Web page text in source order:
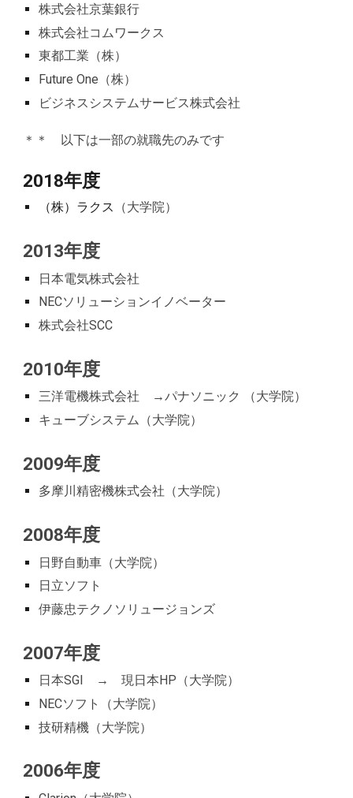
株式会社京葉銀行
株式会社コムワークス
東都工業（株）
Future One（株）
ビジネスシステムサービス株式会社
＊＊ 以下は一部の就職先のみです
2018年度
（株）ラクス （大学院）
2013年度
日本電気株式会社
NECソリューションイノベーター
株式会社SCC
2010年度
三洋電機株式会社 →パナソニック
（大学院）
キューブシステム （大学院）
2009年度
多摩川精密機株式会社 （大学院）
2008年度
日野自動車 （大学院）
日立ソフト
伊藤忠テクノソリュージョンズ
2007年度
日本SGI → 現日本HP （大学院）
NECソフト
（大学院）
技研精機 （大学院）
2006年度